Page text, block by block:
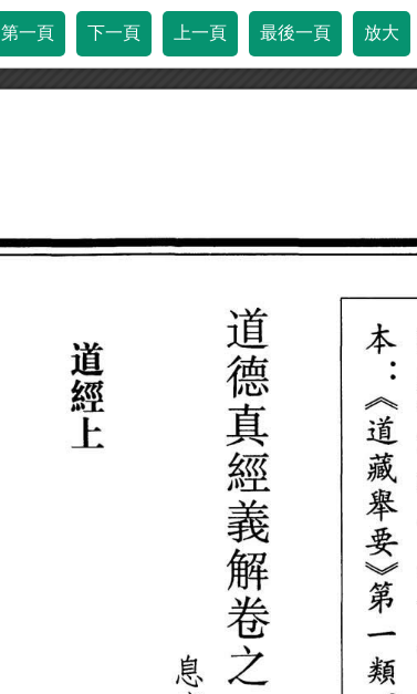
第一頁 下一頁 上一頁 最後一頁 放大